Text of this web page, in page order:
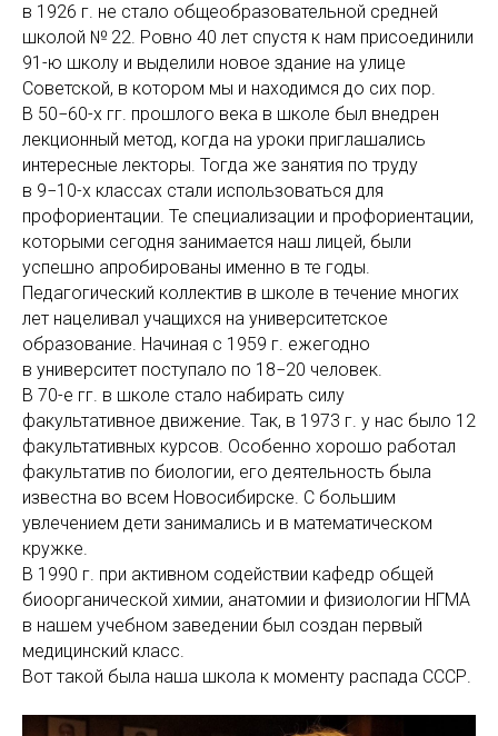
в 1926 г. не стало общеобразовательной средней
школой № 22. Ровно 40 лет спустя к нам присоединили
91-ю школу и выделили новое здание на улице
Советской, в котором мы и находимся до сих пор.
В 50−60-х гг. прошлого века в школе был внедрен
лекционный метод, когда на уроки приглашались
интересные лекторы. Тогда же занятия по труду
в 9−10-х классах стали использоваться для
профориентации. Те специализации и профориентации,
которыми сегодня занимается наш лицей, были
успешно апробированы именно в те годы.
Педагогический коллектив в школе в течение многих
лет нацеливал учащихся на университетское
образование. Начиная с 1959 г. ежегодно
в университет поступало по 18−20 человек.
В 70-е гг. в школе стало набирать силу
факультативное движение. Так, в 1973 г. у нас было 12
факультативных курсов. Особенно хорошо работал
факультатив по биологии, его деятельность была
известна во всем Новосибирске. С большим
увлечением дети занимались и в математическом
кружке.
В 1990 г. при активном содействии кафедр общей
биоорганической химии, анатомии и физиологии НГМА
в нашем учебном заведении был создан первый
медицинский класс.
Вот такой была наша школа к моменту распада СССР.